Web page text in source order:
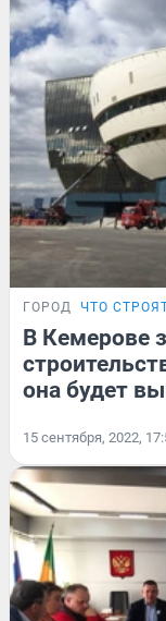
ГОРОД ЧТО
В Кемерове
она будет
15 сентября, 2022,